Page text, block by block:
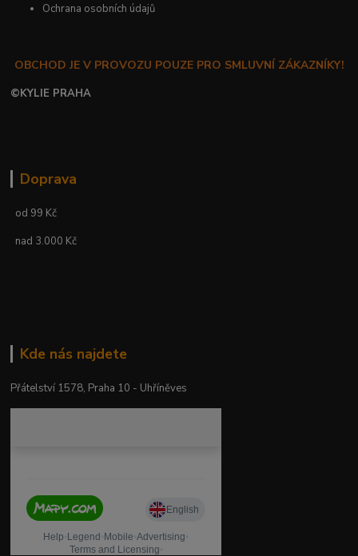
Ochrana osobních údajů
OBCHOD JE V PROVOZU POUZE PRO SMLUVNÍ ZÁKAZNÍKY!
©KYLIE PRAHA
Doprava
od 99 Kč
nad 3.000 Kč
Kde nás najdete
Přátelství 1578, Praha 10 - Uhříněves